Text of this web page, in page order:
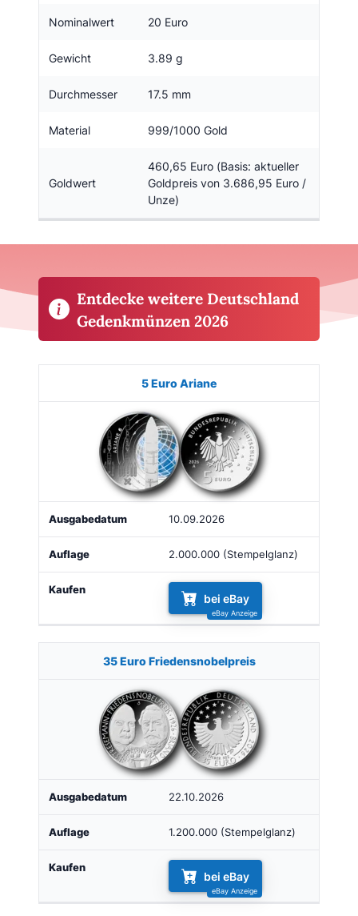
Nominalwert 20 Euro
Gewicht 3.89 g
Durchmesser 17.5 mm
Material 999/1000 Gold
Goldwert
460,65 Euro (Basis: aktueller
Goldpreis von 3.686,95 Euro /
Unze)
Entdecke weitere Deutschland
Gedenkmünzen 2026
Ausgabe Auflage
5 Euro Ariane
10.09.2026
2.000.000 (Stempelglanz)
bei eBay
35 Euro Friedensnobelpreis
22.10.2026
1.200.000 (Stempelglanz)
bei eBay